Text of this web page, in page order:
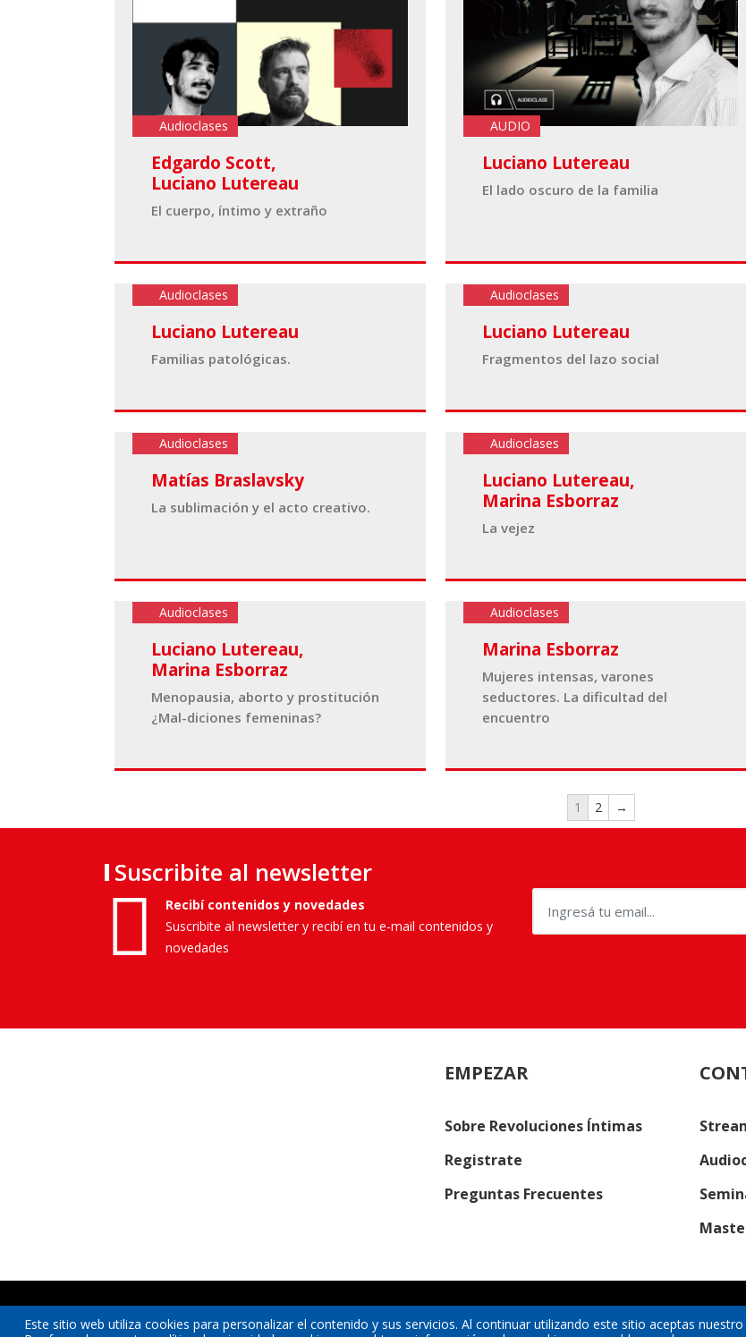
Audioclases
Edgardo Scott,
Luciano Lutereau
El cuerpo, íntimo y extraño
AUDIO
Luciano Lutereau
El lado oscuro de la familia
Audioclases
Luciano Lutereau
Familias patológicas.
Audioclases
Luciano Lutereau
Fragmentos del lazo social
Audioclases
Matías Braslavsky
La sublimación y el acto creativo.
Audioclases
Luciano Lutereau,
Marina Esborraz
La vejez
Audioclases
Luciano Lutereau,
Marina Esborraz
Menopausia, aborto y prostitución
¿Mal-diciones femeninas?
Audioclases
Marina Esborraz
Mujeres intensas, varones
seductores. La dificultad del
encuentro
1 2 →
Suscribite al newsletter
Recibí contenidos y novedades
Suscribite al newsletter y recibí en tu e-mail contenidos y
novedades
EMPEZAR
Sobre Revoluciones Íntimas
Registrate
Preguntas Frecuentes
Este sitio web utiliza cookies para personalizar el contenido y sus servicios. Al continuar utilizando este sitio aceptas